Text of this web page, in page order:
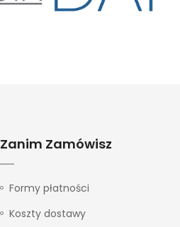
Zanim Zamówisz
Formy płatności
Koszty dostawy